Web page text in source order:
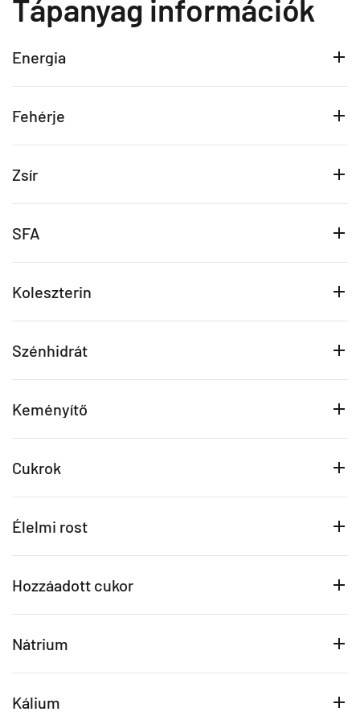
Tápanyag információk
Energia
Fehérje
Zsír
SFA
Koleszterin
Szénhidrát
Keményítő
Cukrok
Élelmi rost
Hozzáadott cukor
Nátrium
Kálium